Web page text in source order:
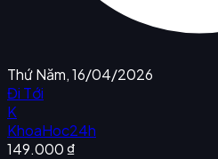
Thứ Năm, 16/04/2026
Đi Tới
K
KhoaHoc24h
149.000 ₫